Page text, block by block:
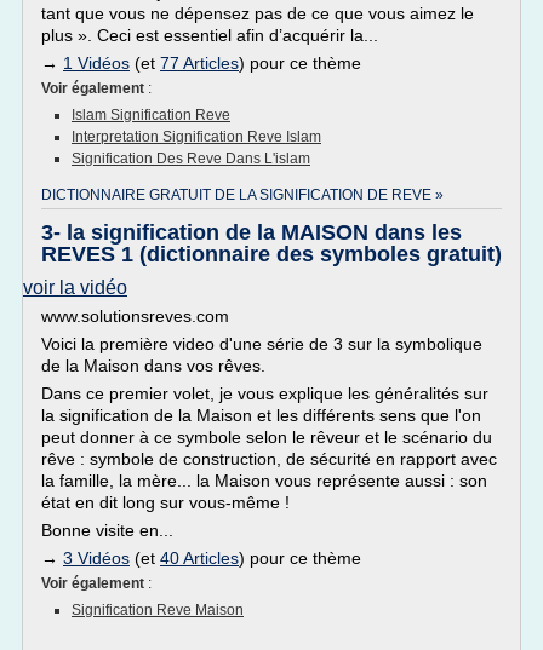
tant que vous ne dépensez pas de ce que vous aimez le
plus ». Ceci est essentiel afin d’acquérir la...
→ 1 Vidéos (et 77 Articles) pour ce thème
Voir également :
Islam Signification Reve
Interpretation Signification Reve Islam
Signification Des Reve Dans L'islam
DICTIONNAIRE GRATUIT DE LA SIGNIFICATION DE REVE »
3- la signification de la MAISON dans les
REVES 1 (dictionnaire des symboles gratuit)
voir la vidéo
www.solutionsreves.com
Voici la première video d'une série de 3 sur la symbolique
de la Maison dans vos rêves.
Dans ce premier volet, je vous explique les généralités sur
la signification de la Maison et les différents sens que l'on
peut donner à ce symbole selon le rêveur et le scénario du
rêve : symbole de construction, de sécurité en rapport avec
la famille, la mère... la Maison vous représente aussi : son
état en dit long sur vous-même !
Bonne visite en...
→ 3 Vidéos (et 40 Articles) pour ce thème
Voir également :
Signification Reve Maison